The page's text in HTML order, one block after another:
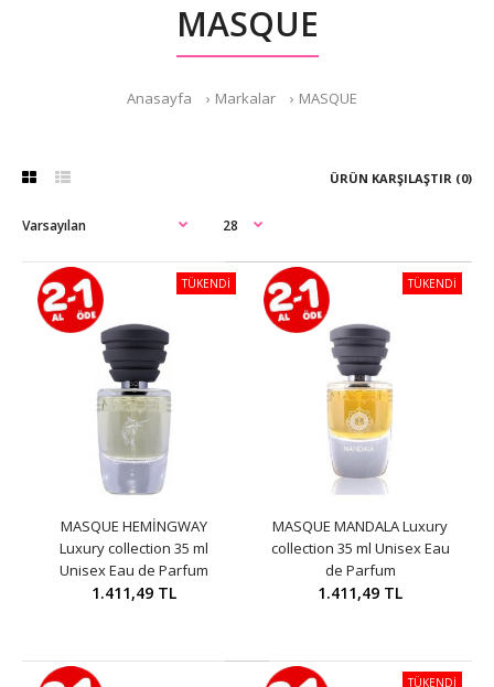
MASQUE
Anasayfa Markalar MASQUE
ÜRÜN KARŞILAŞTIR (0)
TÜKENDİ
MASQUE HEMİNGWAY
Luxury collection 35 ml
Unisex Eau de Parfum
1.411,49 TL
TÜKENDİ
MASQUE MANDALA Luxury
collection 35 ml Unisex Eau
de Parfum
1.411,49 TL
TÜKENDİ